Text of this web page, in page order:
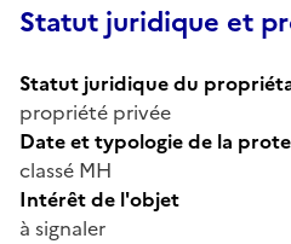
Statut juridique et
Statut juridique du
propriété privée
Date et typologie de la
classé MH
Intérêt de l'objet
à signaler